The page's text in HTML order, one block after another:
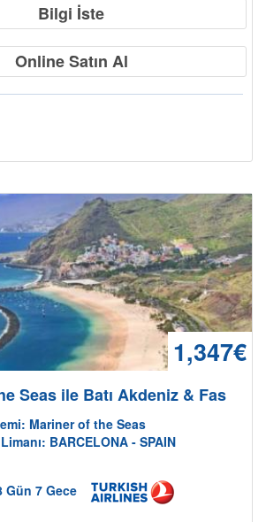
Bilgi İste
Online Satın Al
1,347€
Seas ile Batı Akdeniz & Fas
Mariner of the Seas
BARCELONA - SPAIN
Gün 7 Gece